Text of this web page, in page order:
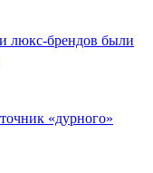
люкс-брендов были
«дурного»